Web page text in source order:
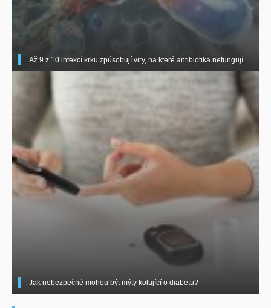
Až 9 z 10 infekcí krku způsobují viry, na které antibiotika nefungují
Jak nebezpečné mohou být mýty kolující o diabetu?